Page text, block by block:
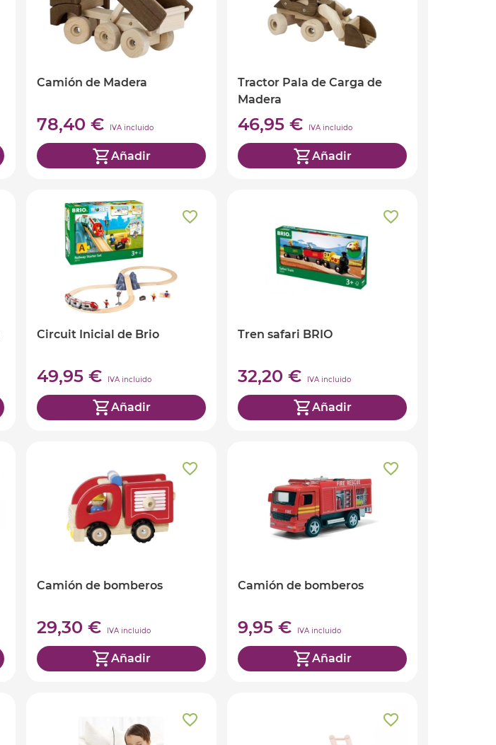
Camión de Madera
78,40 € IVA incluido
Añadir
Tractor Pala de Carga de
Madera
46,95 € IVA incluido
Añadir
Circuit Inicial de Brio
49,95 € IVA incluido
Añadir
Tren safari BRIO
32,20 € IVA incluido
Añadir
Camión de bomberos
29,30 € IVA incluido
Añadir
Camión de bomberos
9,95 € IVA incluido
Añadir